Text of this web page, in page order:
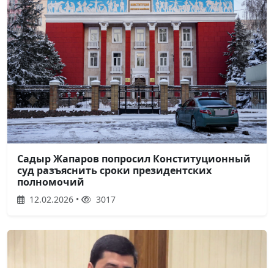
Садыр Жапаров попросил Конституционный
суд разъяснить сроки президентских
полномочий
12.02.2026 • 3017